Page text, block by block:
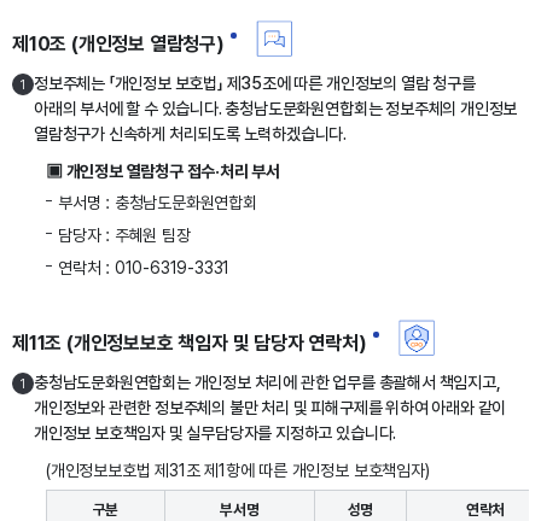
제10조 (개인정보 열람청구)
1
정보주체는 「개인정보 보호법」 제35조에 따른 개인정보의 열람 청구를
아래의 부서에 할 수 있습니다. 충청남도문화원연합회는 정보주체의 개인정보
열람청구가 신속하게 처리되도록 노력하겠습니다.
▣ 개인정보 열람청구 접수·처리 부서
부서명 : 충청남도문화원연합회
담당자 : 주혜원 팀장
연락처 : 010-6319-3331
제11조 (개인정보보호 책임자 및 담당자 연락처)
1
충청남도문화원연합회는 개인정보 처리에 관한 업무를 총괄해서 책임지고,
개인정보와 관련한 정보주체의 불만 처리 및 피해구제를 위하여 아래와 같이
개인정보 보호책임자 및 실무담당자를 지정하고 있습니다.
(개인정보보호법 제31조 제1항에 따른 개인정보 보호책임자)
구분 부서명 성명 연락처